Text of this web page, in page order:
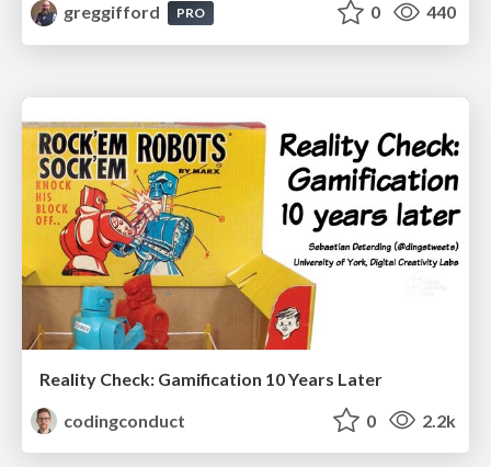
greggifford
PRO 0 440
Reality Check: Gamification 10 Years Later
codingconduct
0 2.2k